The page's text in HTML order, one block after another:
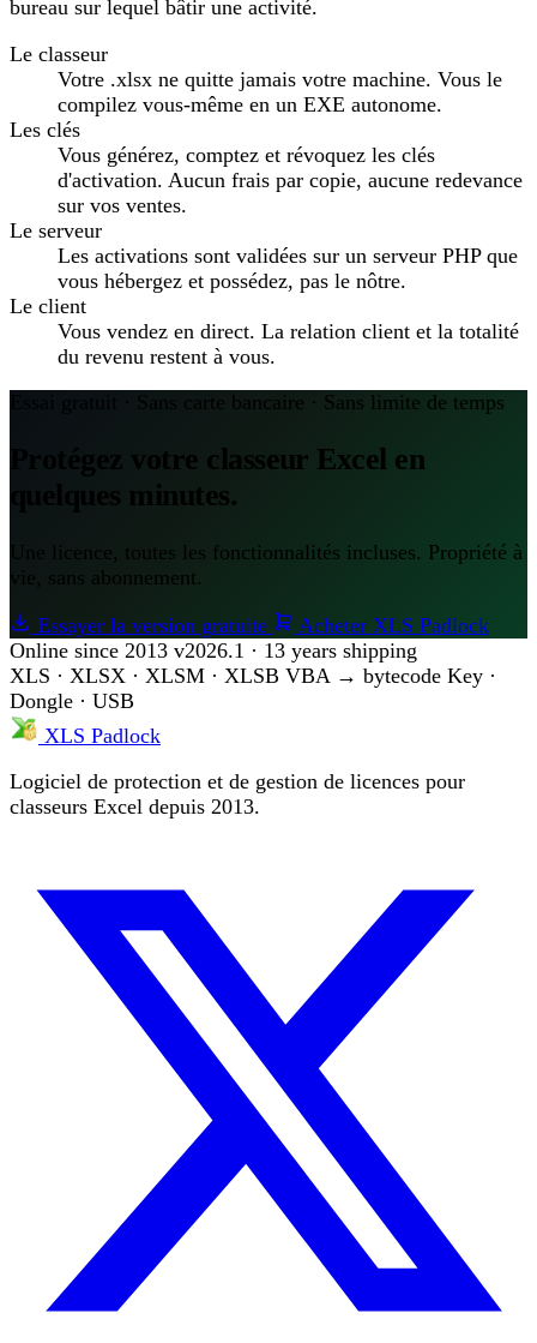
bureau sur lequel bâtir une activité.
Le classeur
Votre .xlsx ne quitte jamais votre machine. Vous le
compilez vous-même en un EXE autonome.
Les clés
Vous générez, comptez et révoquez les clés
d'activation. Aucun frais par copie, aucune redevance
sur vos ventes.
Le serveur
Les activations sont validées sur un serveur PHP que
vous hébergez et possédez, pas le nôtre.
Le client
Vous vendez en direct. La relation client et la totalité
du revenu restent à vous.
Essai gratuit · Sans carte bancaire · Sans limite de temps
Protégez votre classeur Excel en
quelques minutes.
Une licence, toutes les fonctionnalités incluses. Propriété à
vie, sans abonnement.
Essayer la version gratuite
Acheter XLS Padlock
Online since 2013 v2026.1 · 13 years shipping
XLS · XLSX · XLSM · XLSB VBA → bytecode Key ·
Dongle · USB
XLS Padlock
Logiciel de protection et de gestion de licences pour
classeurs Excel depuis 2013.